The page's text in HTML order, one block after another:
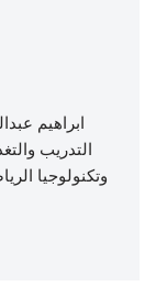
ابراهيم
التدريب
وتكنولوجيا